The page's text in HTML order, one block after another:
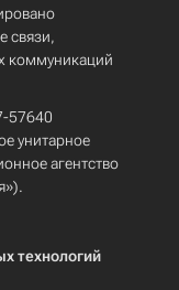
связи,
коммуникаций
57640
унитарное
агентство
технологий